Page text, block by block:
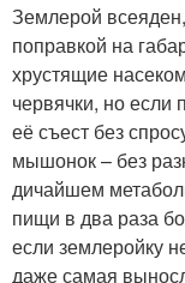
Землерой
поправкой на
хрустящие
червячки, но если
её съест без
мышонок – без
дичайшем
пищи в два раза
если землеройку
даже самая